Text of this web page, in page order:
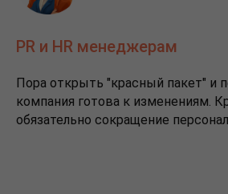
PR и HR менеджерам
Пора открыть "красный пакет" и
компания готова к изменениям.
обязательно сокращение